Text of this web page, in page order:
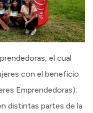
el cual
con el beneficio
Emprendedoras);
distintas partes de la